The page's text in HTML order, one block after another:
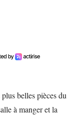
belles pièces du
à manger et la